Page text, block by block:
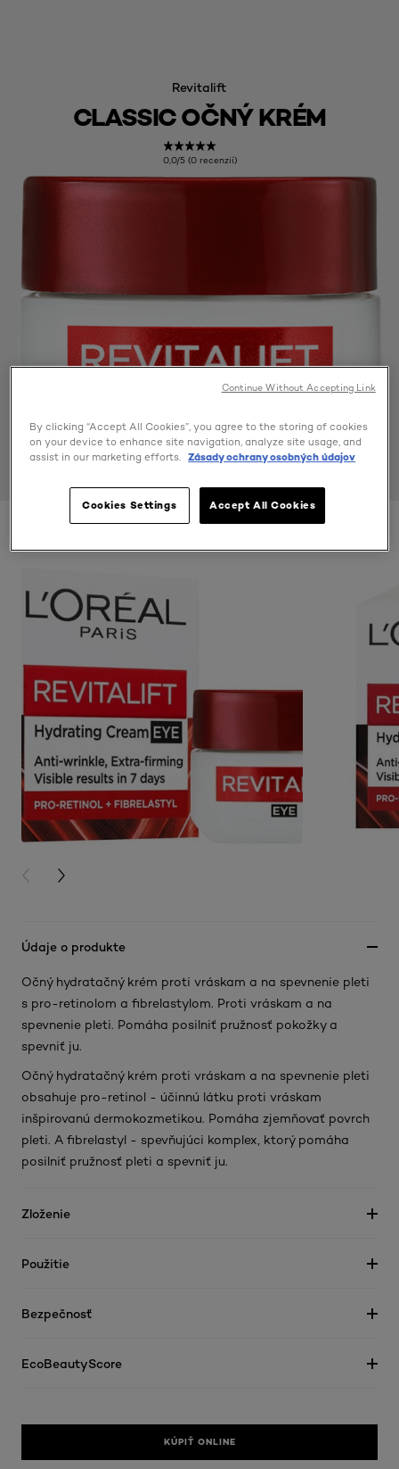
Revitalift
CLASSIC OČNÝ KRÉM
0,0/5 (0 recenzií)
PREVIOUS CARD
NEXT CARD
Údaje o produkte
Očný hydratačný krém proti vráskam a na spevnenie pleti
s pro-retinolom a fibrelastylom. Proti vráskam a na
spevnenie pleti. Pomáha posilniť pružnosť pokožky a
spevniť ju.
Očný hydratačný krém proti vráskam a na spevnenie pleti
obsahuje pro-retinol - účinnú látku proti vráskam
inšpirovanú dermokozmetikou. Pomáha zjemňovať povrch
pleti. A fibrelastyl - spevňujúci komplex, ktorý pomáha
posilniť pružnosť pleti a spevniť ju.
Zloženie
Použitie
Bezpečnosť
EcoBeautyScore
KÚPIŤ ONLINE
By clicking “Accept All Cookies”, you agree to the storing of cookies
on your device to enhance site navigation, analyze site usage, and
assist in our marketing efforts. Zásady ochrany osobných údajov
Cookies Settings Accept All Cookies
Continue Without Accepting Link